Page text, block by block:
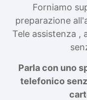
Forniamo
preparazione
Tele assistenza ,
Parla con uno
telefonico